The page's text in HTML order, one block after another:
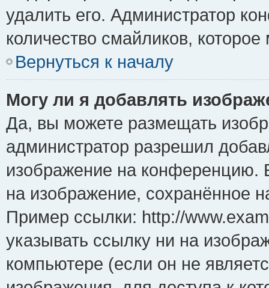
удалить его. Администратор
количество смайликов,
Вернуться к началу
Могу ли я добавлять
Да, вы можете размещать
администратор разрешил
изображение на конференцию.
на изображение, сохранённое
Пример ссылки: http://
указывать ссылку ни на
компьютере (если он не